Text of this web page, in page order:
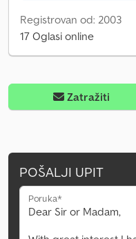
Registrovan od: 2003
17 Oglasi online
Zatražiti
POŠALJI UPIT
Poruka*